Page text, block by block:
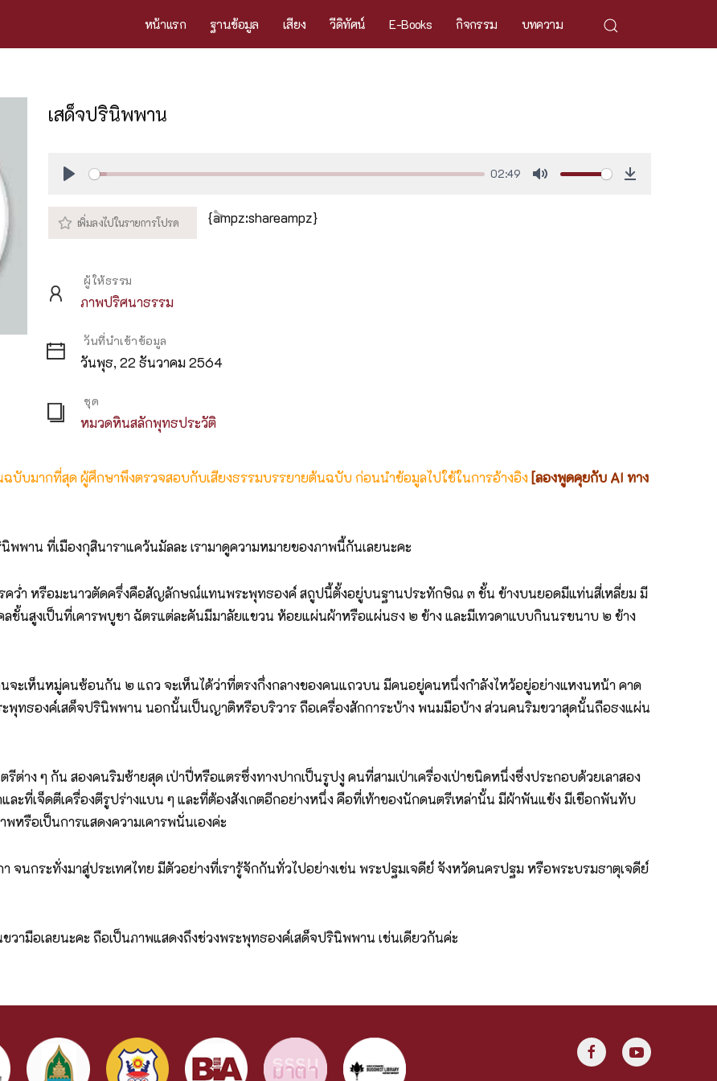
หน้าแรก ฐานข้อมูล เสียง วีดิทัศน์ E-Books กิจกรรม บทความ
เสด็จปรินิพพาน
02:49
{ampz:shareampz}
ผู้ให้ธรรม
ภาพปริศนาธรรม
วันที่นำเข้าข้อมูล
วันพุธ, 22 ธันวาคม 2564
ชุด
หมวดหินสลักพุทธประวัติ
บับมากที่สุด ผู้ศึกษาพึงตรวจสอบกับเสียงธรรมบรรยายต้นฉบับ ก่อนนำข้อมูลไปใช้ในการอ้างอิง [ลองพูดคุยกับ AI ทาง
พาน ที่เมืองกุสินาราแคว้นมัลละ เรามาดูความหมายของภาพนี้กันเลยนะคะ
คว่ำ หรือมะนาวตัดครึ่งคือสัญลักษณ์แทนพระพุทธองค์ สถูปนี้ตั้งอยู่บนฐานประทักษิณ ๓ ชั้น ข้างบนยอดมีแท่นสี่เหลี่ยม มี
สูงเป็นที่เคารพบูชา ฉัตรแต่ละคันมีมาลัยแขวน ห้อยแผ่นผ้าหรือแผ่นธง ๒ ข้าง และมีเทวดาแบบกินนรขนาบ ๒ ข้าง
จะเห็นหมู่คนซ้อนกัน ๒ แถว จะเห็นได้ว่าที่ตรงกึ่งกลางของคนแถวบน มีคนอยู่คนหนึ่งกำลังไหว้อยู่อย่างแหงนหน้า คาด
พุทธองค์เสด็จปรินิพพาน นอกนั้นเป็นญาติหรือบริวาร ถือเครื่องสักการะบ้าง พนมมือบ้าง ส่วนคนริมขวาสุดนั้นถือธงแผ่น
ต่าง ๆ กัน สองคนริมซ้ายสุด เป่าปี่หรือแตรซึ่งทางปากเป็นรูปงู คนที่สามเป่าเครื่องเป่าชนิดหนึ่งซึ่งประกอบด้วยเลาสอง
ละที่เจ็ดตีเครื่องตีรูปร่างแบน ๆ และที่ต้องสังเกตอีกอย่างหนึ่ง คือที่เท้าของนักดนตรีเหล่านั้น มีผ้าพันแข้ง มีเชือกพันทับ
หรือเป็นการแสดงความเคารพนั่นเองค่ะ
นกระทั่งมาสู่ประเทศไทย มีตัวอย่างที่เรารู้จักกันทั่วไปอย่างเช่น พระปฐมเจดีย์ จังหวัดนครปฐม หรือพระบรมธาตุเจดีย์
ามือเลยนะคะ ถือเป็นภาพแสดงถึงช่วงพระพุทธองค์เสด็จปรินิพพาน เช่นเดียวกันค่ะ